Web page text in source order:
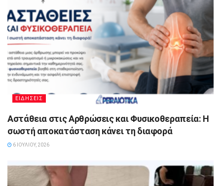
ΕΙΔΗΣΕΙΣ
Αστάθεια στις Αρθρώσεις και Φυσικοθεραπεία: Η
σωστή αποκατάσταση κάνει τη διαφορά
6 ΙΟΥΛΊΟΥ, 2026